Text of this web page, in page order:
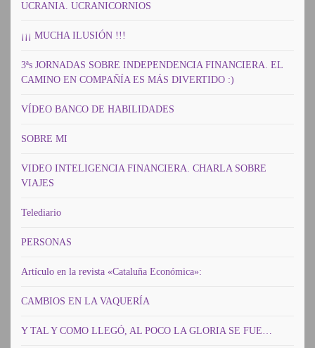
UCRANIA. UCRANICORNIOS
¡¡¡ MUCHA ILUSIÓN !!!
3ªs JORNADAS SOBRE INDEPENDENCIA FINANCIERA. EL
CAMINO EN COMPAÑÍA ES MÁS DIVERTIDO :)
VÍDEO BANCO DE HABILIDADES
SOBRE MI
VIDEO INTELIGENCIA FINANCIERA. CHARLA SOBRE
VIAJES
Telediario
PERSONAS
Artículo en la revista «Cataluña Económica»:
CAMBIOS EN LA VAQUERÍA
Y TAL Y COMO LLEGÓ, AL POCO LA GLORIA SE FUE…